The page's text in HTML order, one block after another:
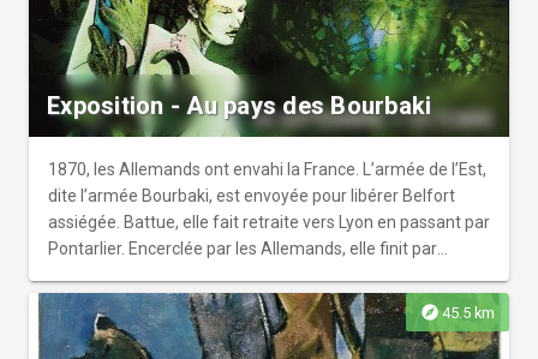
Exposition - Au pays des Bourbaki
1870, les Allemands ont envahi la France. L’armée de l’Est,
dite l’armée Bourbaki, est envoyée pour libérer Belfort
assiégée. Battue, elle fait retraite vers Lyon en passant par
Pontarlier. Encerclée par les Allemands, elle finit par
explore45.5 km